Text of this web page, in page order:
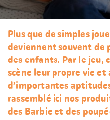
Plus que de simples
deviennent souvent de
des enfants. Par le jeu,
scène leur propre vie
d’importantes
rassemblé ici nos
des Barbie et des